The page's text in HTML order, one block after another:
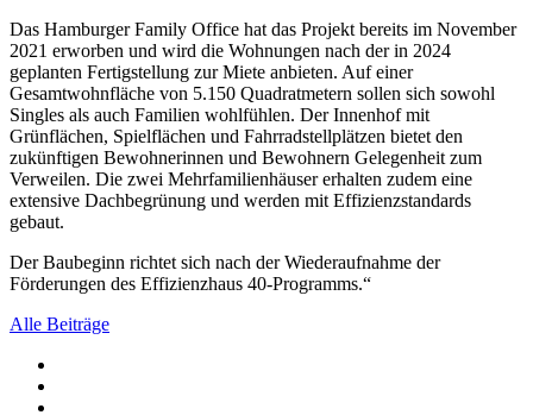
Das Hamburger Family Office hat das Projekt bereits im November
2021 erworben und wird die Wohnungen nach der in 2024
geplanten Fertigstellung zur Miete anbieten. Auf einer
Gesamtwohnfläche von 5.150 Quadratmetern sollen sich sowohl
Singles als auch Familien wohlfühlen. Der Innenhof mit
Grünflächen, Spielflächen und Fahrradstellplätzen bietet den
zukünftigen Bewohnerinnen und Bewohnern Gelegenheit zum
Verweilen. Die zwei Mehrfamilienhäuser erhalten zudem eine
extensive Dachbegrünung und werden mit Effizienzstandards
gebaut.
Der Baubeginn richtet sich nach der Wiederaufnahme der
Förderungen des Effizienzhaus 40-Programms.“
Alle Beiträge